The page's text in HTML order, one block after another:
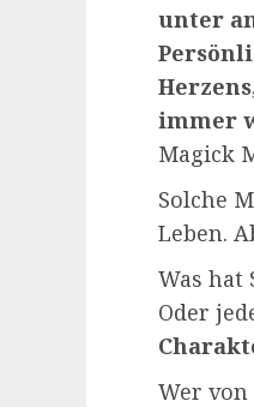
unter
immer
Magick
Solche
Leben.
Was
Oder
Wer